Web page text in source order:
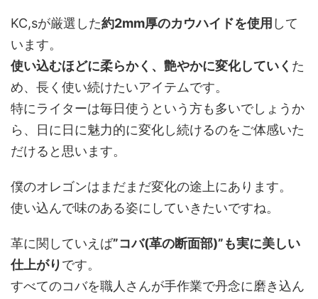
KC,sが厳選した約2mm厚のカウハイドを使用 して
います。
使い込むほどに柔らかく、艶やかに変化していく た
め、長く使い続けたいアイテムです。
特にライターは毎日使うという方も多いでしょうか
ら、日に日に魅力的に変化し続けるのをご体感いた
だけると思います。
僕のオレゴンはまだまだ変化の途上にあります。
使い込んで味のある姿にしていきたいですね。
革に関していえば”コバ(革の断面部)”も実に美しい
仕上がりです。
すべてのコバを職人さんが手作業で丹念に磨き込ん